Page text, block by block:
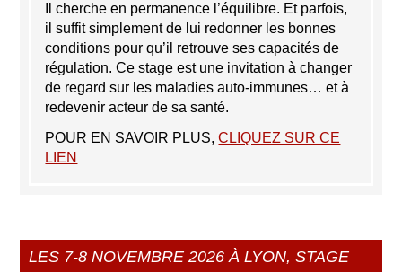
Il cherche en permanence l’équilibre. Et parfois,
il suffit simplement de lui redonner les bonnes
conditions pour qu’il retrouve ses capacités de
régulation. Ce stage est une invitation à changer
de regard sur les maladies auto-immunes… et à
redevenir acteur de sa santé.
POUR EN SAVOIR PLUS,CLIQUEZ SUR CE
LIEN
LES 7-8 NOVEMBRE 2026 À LYON, STAGE